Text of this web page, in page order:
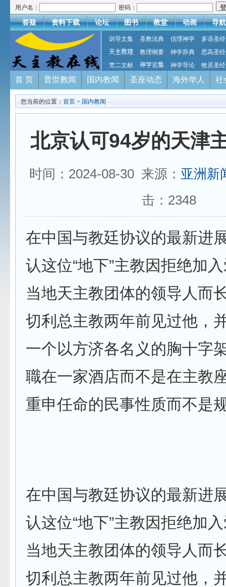
用户名： 密码：
答疑 资料下载 论坛 图书 教堂 动画 导航
训导文集 圣教法典 信理神学
多语圣经
天主教理
教理纲要 神学辞典
思高圣经
梵二文献
神学论集 神学导论 牧灵圣经
首 页 普世教闻 国内教闻 圣座动态 海外华人 社
您当前的位置： 首页 > 国内教闻
北京认可94岁的天津
时间：2024-08-30 来源： 亚洲新
击： 2348
在中国与教廷协议的最新进
认这位“地下”主教因拒绝加
当地天主教团体的领导人而
切利总主教两年前见过他，
一个以方济各名义的胸十字
職在一家酒店而不是在主教
重申任命的民事性质而不是
在中国与教廷协议的最新进
认这位“地下”主教因拒绝加
当地天主教团体的领导人而
切利总主教两年前见过他，